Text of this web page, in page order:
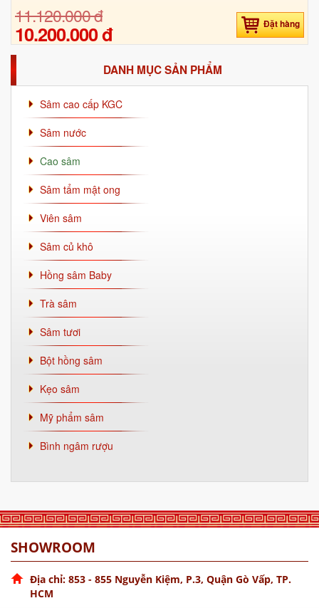
11.120.000 đ
10.200.000 đ Đặt hàng
DANH MỤC SẢN PHẨM
Sâm cao cấp KGC
Sâm nước
Cao sâm
Sâm tẩm mật ong
Viên sâm
Sâm củ khô
Hồng sâm Baby
Trà sâm
Sâm tươi
Bột hồng sâm
Kẹo sâm
Mỹ phẩm sâm
Bình ngâm rượu
SHOWROOM
Địa chỉ: 853 - 855 Nguyễn Kiệm, P.3, Quận Gò Vấp, TP.
HCM